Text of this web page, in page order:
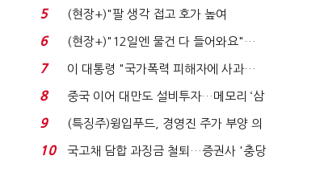
처분' 기준은 ...
5
(현장+)"팔 생각 접고 호가 높여
요"…'덜 똘똘한 한 채' 20...
6
(현장+)"12일엔 물건 다 들어와요"…
빈 매대 채우며 문 연 ...
7
이 대통령 "국가폭력 피해자에 사과…
적극적 조사로 진...
8
중국 이어 대만도 설비투자…메모리 ‘삼
국전쟁’
9
(특징주)윙입푸드, 경영진 주가 부양 의
지에 상한가...
10
국고채 담합 과징금 철퇴…증권사 '충당